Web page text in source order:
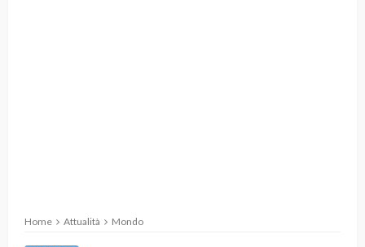
Home Attualità Mondo